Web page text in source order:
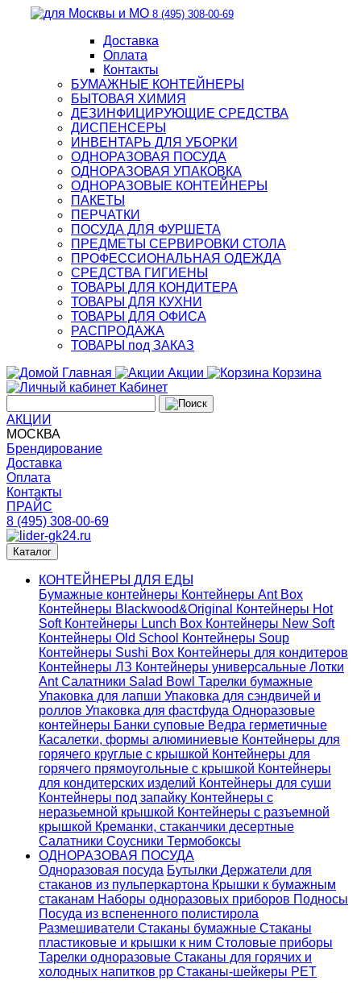
8 (495) 308-00-69
Доставка
Оплата
Контакты
БУМАЖНЫЕ КОНТЕЙНЕРЫ
БЫТОВАЯ ХИМИЯ
ДЕЗИНФИЦИРУЮЩИЕ СРЕДСТВА
ДИСПЕНСЕРЫ
ИНВЕНТАРЬ ДЛЯ УБОРКИ
ОДНОРАЗОВАЯ ПОСУДА
ОДНОРАЗОВАЯ УПАКОВКА
ОДНОРАЗОВЫЕ КОНТЕЙНЕРЫ
ПАКЕТЫ
ПЕРЧАТКИ
ПОСУДА ДЛЯ ФУРШЕТА
ПРЕДМЕТЫ СЕРВИРОВКИ СТОЛА
ПРОФЕССИОНАЛЬНАЯ ОДЕЖДА
СРЕДСТВА ГИГИЕНЫ
ТОВАРЫ ДЛЯ КОНДИТЕРА
ТОВАРЫ ДЛЯ КУХНИ
ТОВАРЫ ДЛЯ ОФИСА
РАСПРОДАЖА
ТОВАРЫ под ЗАКАЗ
Главная
Акции
Корзина
Кабинет
АКЦИИ
МОСКВА
Брендирование
Доставка
Оплата
Контакты
ПРАЙС
8 (495) 308-00-69
Каталог
КОНТЕЙНЕРЫ ДЛЯ ЕДЫ
Бумажные контейнеры Контейнеры Ant Box
Контейнеры Blackwood&Original
Контейнеры Hot
Soft Контейнеры Lunch Box Контейнеры New Soft
Контейнеры Old School Контейнеры Soup
Контейнеры Sushi Box Контейнеры для кондитеров
Контейнеры ЛЗ Контейнеры универсальные Лотки
AntСалатники Salad Bowl Тарелки бумажные
Упаковка для лапши Упаковка для сэндвичей и
роллов Упаковка для фастфуда Одноразовые
контейнеры Банки суповые Ведра герметичные
Касалетки, формы алюминиевые Контейнеры для
горячего круглые с крышкой Контейнеры для
горячего прямоугольные с крышкой Контейнеры
для кондитерских изделий Контейнеры для суши
Контейнеры под запайку Контейнеры с
неразьемной крышкой Контейнеры с разъемной
крышкой Креманки, стаканчики десертные
Салатники Соусники Термобоксы
ОДНОРАЗОВАЯ ПОСУДА
Одноразовая посуда Бутылки Держатели для
стаканов из пульперкартона Крышки к бумажным
стаканам Наборы одноразовых приборов Подносы
Посуда из вспененного полистирола
Размешиватели Стаканы бумажные Стаканы
пластиковые и крышки к ним Столовые приборы
Тарелки одноразовые Стаканы для горячих и
холодных напитков pp Стаканы-шейкеры PET